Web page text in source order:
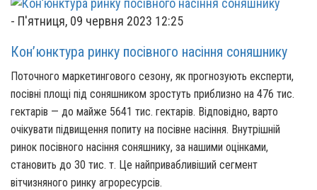
- П'ятниця, 09 червня 2023 12:25
Кон’юнктура ринку посівного насіння соняшнику
Поточного маркетингового сезону, як прогнозують експерти,
посівні площі під соняшником зростуть приблизно на 476 тис.
гектарів — до майже 5641 тис. гектарів. Відповідно, варто
очікувати підвищення попиту на посівне насіння. Внутрішній
ринок посівного насіння соняшнику, за нашими оцінками,
становить до 30 тис. т. Це найпривабливіший сегмент
вітчизняного ринку агроресурсів.